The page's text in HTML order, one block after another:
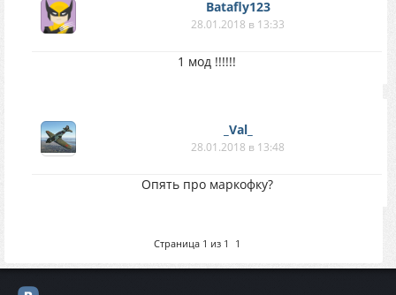
Batafly123
28.01.2018 в 13:33
1 мод !!!!!!
_Val_
28.01.2018 в 13:48
Опять про маркофку?
Страница 1 из 1 1